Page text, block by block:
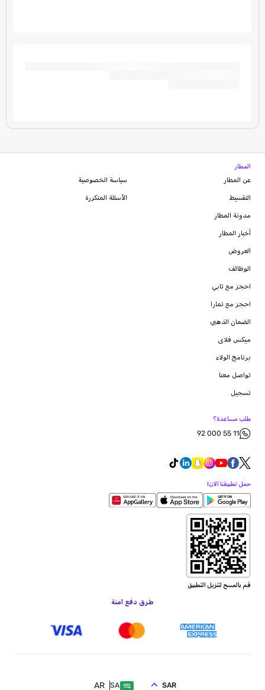
المطار
عن المطار
التقسيط
مدونة المطار
أخبار المطار
العروض
الوظائف
احجز مع تابي
احجز مع تمارا
الضمان الذهبي
ميكس فلاى
برنامج الولاء
سياسة الخصوصية
الأسئلة المتكررة
تواصل معنا
تسجيل
طلب مساعدة؟
92 000 55 11
حمل تطبيقنا الآن!
قم بالمسح لتنزيل التطبيق
طرق دفع آمنة
SA
AR SAR